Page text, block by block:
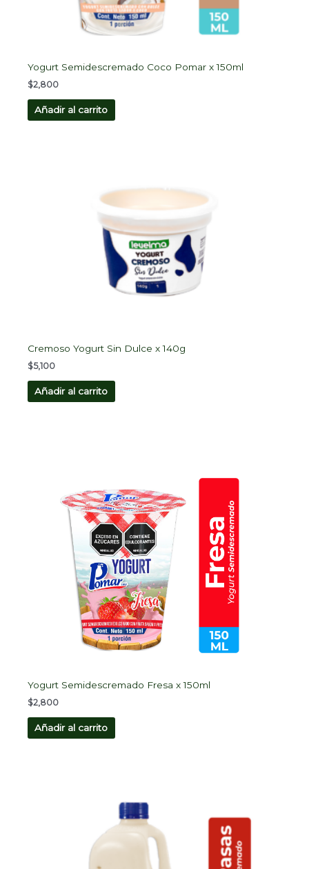
Yogurt Semidescremado Coco Pomar x 150ml
$2,800
Añadir al carrito
Cremoso Yogurt Sin Dulce x 140g
$5,100
Añadir al carrito
Yogurt Semidescremado Fresa x 150ml
$2,800
Añadir al carrito